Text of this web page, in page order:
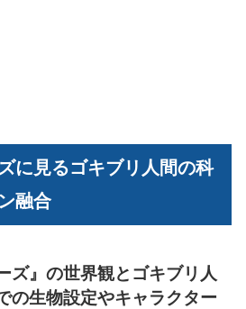
に見るゴキブリ人間の科
融合
ズ』の世界観とゴキブリ人
の生物設定やキャラクター